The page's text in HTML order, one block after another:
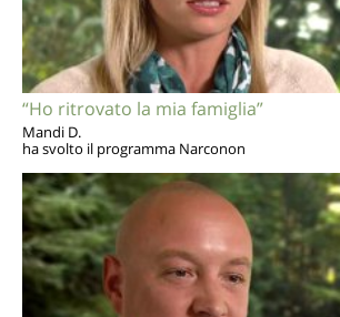
“Ho ritrovato la mia famiglia”
Mandi D.
ha svolto il programma Narconon